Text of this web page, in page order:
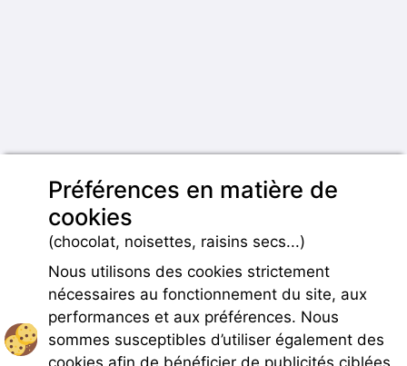
Préférences en matière de
cookies
(chocolat, noisettes, raisins secs...)
Nous utilisons des cookies strictement
nécessaires au fonctionnement du site, aux
performances et aux préférences. Nous
sommes susceptibles d’utiliser également des
cookies afin de bénéficier de publicités ciblées